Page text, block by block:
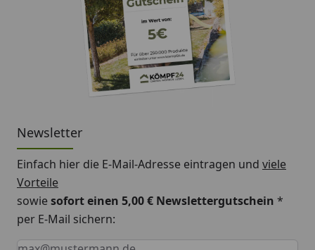
Newsletter
Einfach hier die E-Mail-Adresse eintragen und viele
Vorteile
sowiesofort einen 5,00 € Newslettergutschein *
per E-Mail sichern:
Keine Eingabe erforderlich
Eingabe erforderlich
E-Mail *